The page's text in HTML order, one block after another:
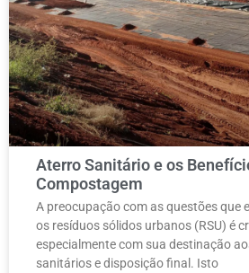
Aterro Sanitário e os
Compostagem
A preocupação com as questões que
os resíduos sólidos urbanos (RSU) é
especialmente com sua destinação
sanitários e disposição final. Isto